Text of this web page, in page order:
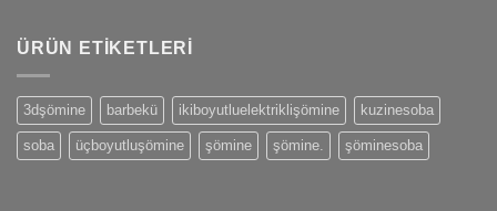
ÜRÜN ETIKETLERI
3dşömine barbekü ikiboyutluelektriklişömine kuzinesoba
soba üçboyutluşömine şömine şömine. şöminesoba